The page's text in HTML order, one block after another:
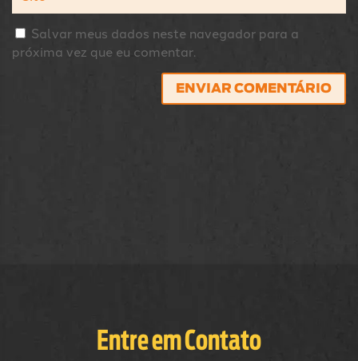
Salvar meus dados neste navegador para a
próxima vez que eu comentar.
ENVIAR COMENTÁRIO
Entre em Contato